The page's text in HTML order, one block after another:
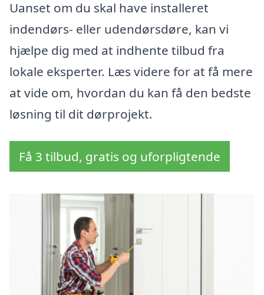
Uanset om du skal have installeret
indendørs- eller udendørsdøre, kan vi
hjælpe dig med at indhente tilbud fra
lokale eksperter. Læs videre for at få mere
at vide om, hvordan du kan få den bedste
løsning til dit dørprojekt.
Få 3 tilbud, gratis og uforpligtende